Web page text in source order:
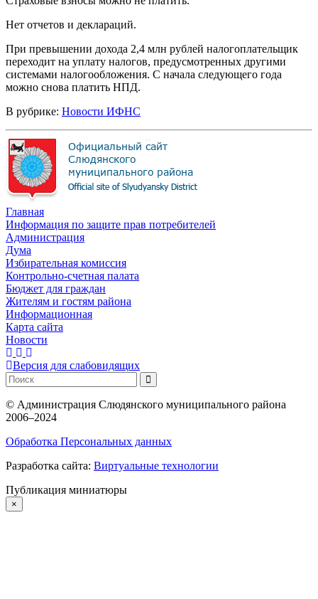
Нет отчетов и деклараций.
При превышении дохода 2,4 млн рублей налогоплательщик
переходит на уплату налогов, предусмотренных другими
системами налогообложения. С начала следующего года
можно снова платить НПД.
В рубрике: Новости ИФНС
Главная
Информация по защите прав потребителей
Администрация
Дума
Избирательная комиссия
Контрольно-счетная палата
Бюджет для граждан
Жителям и гостям района
Информационная
Карта сайта
Новости
Версия для слабовидящих
© Администрация Слюдянского муниципального района
2006–2024
Обработка Персональных данных
Разработка сайта: Виртуальные технологии
Публикация миниатюры
×